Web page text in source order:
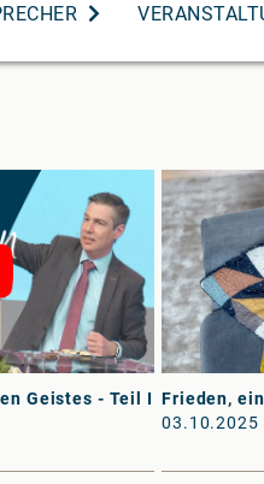
Geistes - Teil I Frieden,
03.10.2025